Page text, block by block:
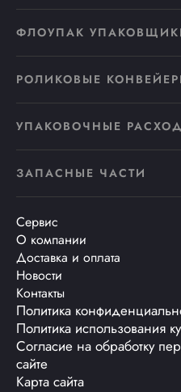
ФЛОУПАК
РОЛИКОВЫЕ
УПАКОВОЧНЫЕ
ЗАПАСНЫЕ ЧАСТИ
Сервис
О компании
Доставка и оплата
Новости
Контакты
Политика
Политика использования
Согласие на обработку
сайте
Карта сайта